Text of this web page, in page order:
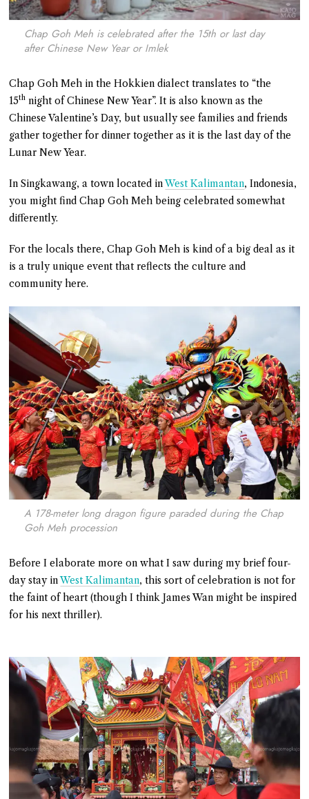
Chap Goh Meh is celebrated after the 15th or last day
after Chinese New Year or Imlek
Chap Goh Meh in the Hokkien dialect translates to “the
15th night of Chinese New Year”. It is also known as the
Chinese Valentine’s Day, but usually see families and friends
gather together for dinner together as it is the last day of the
Lunar New Year.
In Singkawang, a town located inWest Kalimantan, Indonesia,
you might find Chap Goh Meh being celebrated somewhat
differently.
For the locals there, Chap Goh Meh is kind of a big deal as it
is a truly unique event that reflects the culture and
community here.
A 178-meter long dragon figure paraded during the Chap
Goh Meh procession
Before I elaborate more on what I saw during my brief four-
day stay inWest Kalimantan, this sort of celebration is not for
the faint of heart (though I think James Wan might be inspired
for his next thriller).